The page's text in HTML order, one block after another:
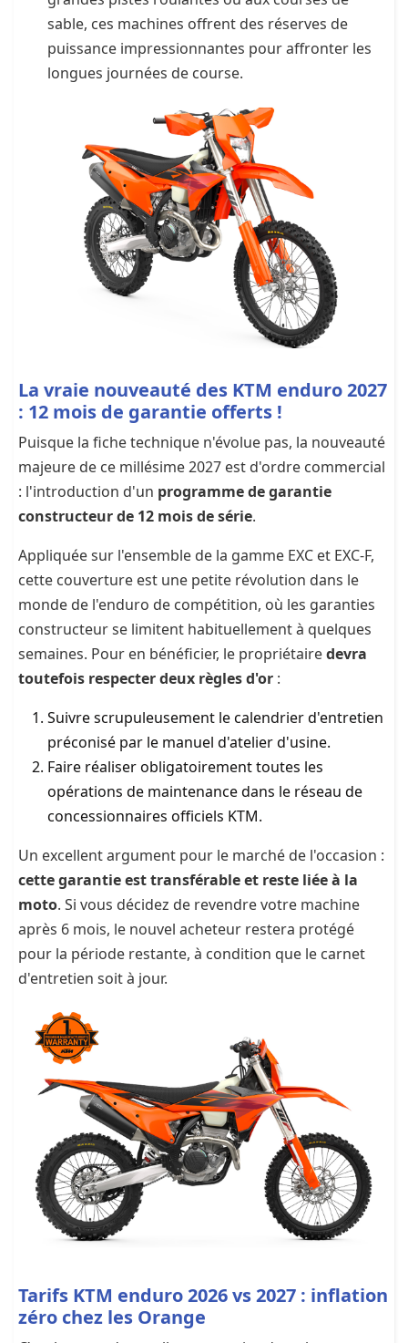
sable, ces machines offrent des réserves de
puissance impressionnantes pour affronter les
longues journées de course.
La vraie nouveauté des KTM enduro 2027
: 12 mois de garantie offerts !
Puisque la fiche technique n'évolue pas, la nouveauté
majeure de ce millésime 2027 est d'ordre commercial
: l'introduction d'un programme de garantie
constructeur de 12 mois de série.
Appliquée sur l'ensemble de la gamme EXC et EXC-F,
cette couverture est une petite révolution dans le
monde de l'enduro de compétition, où les garanties
constructeur se limitent habituellement à quelques
semaines. Pour en bénéficier, le propriétairedevra
toutefois respecter deux règles d'or :
Suivre scrupuleusement le calendrier d'entretien
préconisé par le manuel d'atelier d'usine.
Faire réaliser obligatoirement toutes les
opérations de maintenance dans le réseau de
concessionnaires officiels KTM.
Un excellent argument pour le marché de l'occasion :
cette garantie est transférable et reste liée à la
moto. Si vous décidez de revendre votre machine
après 6 mois, le nouvel acheteur restera protégé
pour la période restante, à condition que le carnet
d'entretien soit à jour.
Tarifs KTM enduro 2026 vs 2027 : inflation
zéro chez les Orange